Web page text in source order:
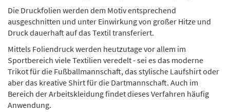
Die Druckfolien werden dem Motiv entsprechend
ausgeschnitten und unter Einwirkung von großer Hitze und
Druck dauerhaft auf das Textil transferiert.
Mittels Foliendruck werden heutzutage vor allem im
Sportbereich viele Textilien veredelt - sei es das moderne
Trikot für die Fußballmannschaft, das stylische Laufshirt oder
aber das kreative Shirt für die Dartmannschaft. Auch im
Bereich der Arbeitskleidung findet dieses Verfahren häufig
Anwendung.